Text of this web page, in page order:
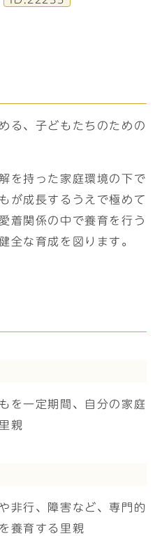
る、子どもたちのための
を持った家庭環境の下で
が成長するうえで極めて
着関係の中で養育を行う
全な育成を図ります。
を一定期間、自分の家庭
親
非行、障害など、専門的
養育する里親